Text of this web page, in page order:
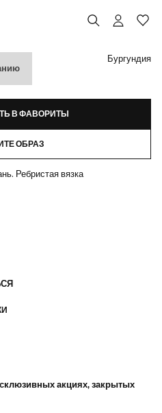
Бургундия
В ФАВОРИТЫ
ОБРАЗ
Ребристая вязка
акциях, закрытых